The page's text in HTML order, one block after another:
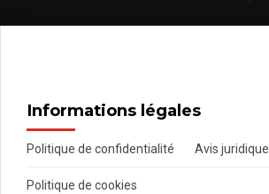
Informations légales
Politique de confidentialité Avis juridique
Politique de cookies